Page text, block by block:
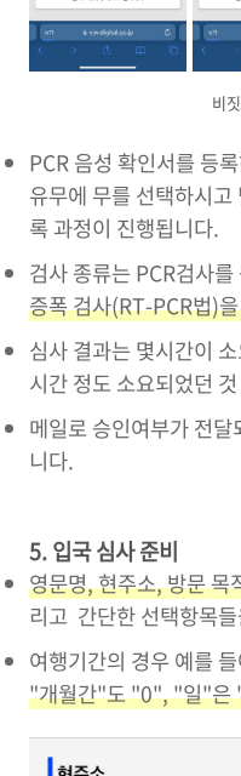
비
PCR 음성 확인서를 등
유무에 무를 선택하시
록 과정이 진행됩니다.
검사 종류는 PCR검사
증폭 검사(RT-PCR법)
심사 결과는 몇시간이
시간 정도 소요되었던
메일로 승인여부가 전
니다.
5. 입국 심사 준비
영문명, 현주소, 방문 목
리고 간단한 선택항목
여행기간의 경우 예를 들
"개월간"도 "0", "일"은